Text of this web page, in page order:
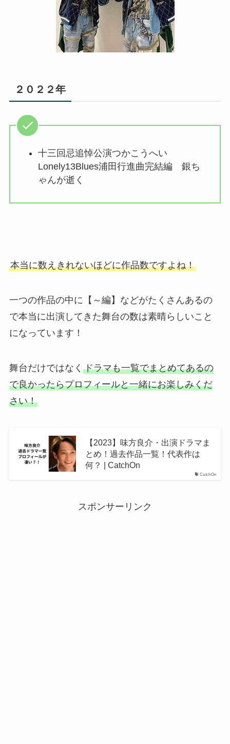
２０２２年
十三回忌追悼公演つかこうへい
Lonely13Blues浦田行進曲完結編 銀ち
ゃんが逝く
本当に数えきれないほどに作品数ですよね！
一つの作品の中に【～編】などがたくさんあるの
で本当に出演してきた舞台の数は素晴らしいこと
になっています！
舞台だけではなく ドラマも一覧でまとめてあるの
で良かったらプロフィールと一緒にお楽しみくだ
さい！
CatchOn
【2023】味方良介・出演ドラマま
とめ！過去作品一覧！代表作は
何？ | CatchOn
スポンサーリンク